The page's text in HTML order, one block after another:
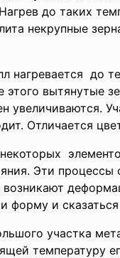
до таких
некрупные
нагревается до
вытянутые
увеличиваются.
Отличается
некоторых
Эти
и
участка
температуру